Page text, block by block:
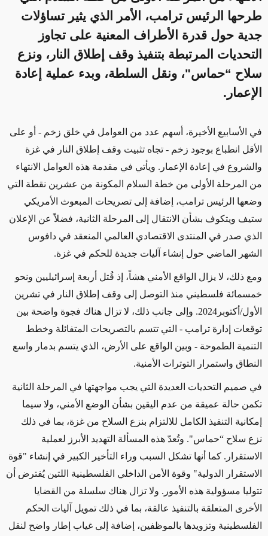
طرحها الرئيس ترامب، الأمر الذي يثير تساؤلات
جدية حول قدرة الأطراف المعنية على تجاوز
التحديات المرتبطة بتنفيذ وقف إطلاق النار، ونزع
سلاح “حماس"، ونقل السلطة، وبدء عملية إعادة
الإعمار.
في الأسابيع الأخيرة، أسهم عدد من العوامل في خلق زخم - أو على
الأقل انطباع بوجود زخم - تجاه تثبيت وقف إطلاق النار في غزة
والشروع في إعادة الإعمار. ويأتي في مقدمة هذه العوامل الانتهاء
من المرحلة الأولى من خطة السلام المكونة من عشرين نقطة التي
وضعها الرئيس ترامب، إضافة إلى تصريحات المبعوث الأمريكي
ستيف ويتكوف بشأن الانتقال إلى المرحلة الثانية، فضلاً عن الإعلان
الذي صدر في المنتدى الاقتصادي العالمي المنعقد في دافوس
الشهر الماضي حول إنشاء آليات جديدة للحكم في غزة.
ومع ذلك، لا يزال الواقع الأمني هشاً، إذ قُتل أربعة إسرائيليين ونحو
خمسمائة فلسطيني منذ التوصل إلى وقف إطلاق النار في تشرين
الأول/أكتوبر2024. وإلى جانب ذلك، لا تزال هناك فجوة واضحة بين
توقعات إدارة ترامب - التي تتسم بالتصريحات المتفائلة وخطط
التنمية الطموحة - وبين الواقع على الأرض، الذي يتسم بدمار واسع
النطاق واستمرار التوترات الأمنية.
في صميم التحديات العديدة التي يجب مواجهتها في المرحلة الثانية
تكمن حالة عميقة من عدم اليقين بشأن الوضع الأمني، ولا سيما
إمكانية التنفيذ الكامل للالتزام بنزع السلاح من غزة، بما في ذلك
نزع سلاح “حماس". وتُعدّ هذه المسألة التهديد الأبرز لعملية
الاستقرار. كما أنها تشكل السبب وراء التأخير الكبير في إنشاء "قوة
الاستقرار الدولية" وقوة الأمن الداخلي الفلسطينية اللتين يُفترض أن
تتوليا مسؤولية هذه الأمور. ولا تزال هناك سلسلة من القضايا
الأخرى المتعلقة بالتنفيذ عالقة، بما في ذلك تمويل آليات الحكم
الفلسطينية وتزويدها بالموظفين، إضافة إلى غياب إطار واضح لنقل